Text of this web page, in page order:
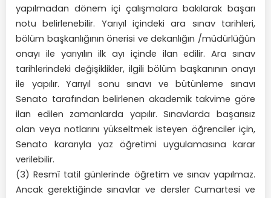
yapılmadan dönem içi çalışmalara bakılarak başarı
notu belirlenebilir. Yarıyıl içindeki ara sınav tarihleri,
bölüm başkanlığının önerisi ve dekanlığın /müdürlüğün
onayı ile yarıyılın ilk ayı içinde ilan edilir. Ara sınav
tarihlerindeki değişiklikler, ilgili bölüm başkanının onayı
ile yapılır. Yarıyıl sonu sınavı ve bütünleme sınavı
Senato tarafından belirlenen akademik takvime göre
ilan edilen zamanlarda yapılır. Sınavlarda başarısız
olan veya notlarını yükseltmek isteyen öğrenciler için,
Senato kararıyla yaz öğretimi uygulamasına karar
verilebilir.
(3) Resmî tatil günlerinde öğretim ve sınav yapılmaz.
Ancak gerektiğinde sınavlar ve dersler Cumartesi ve